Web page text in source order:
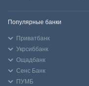
Популярные банки
Приватбанк
Укрсиббанк
Ощадбанк
Сенс Банк
ПУМБ